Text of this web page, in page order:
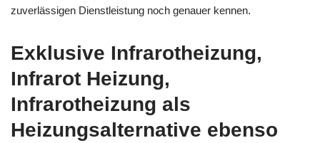
zuverlässigen Dienstleistung noch genauer kennen.
Exklusive Infrarotheizung,
Infrarot Heizung,
Infrarotheizung als
Heizungsalternative ebenso